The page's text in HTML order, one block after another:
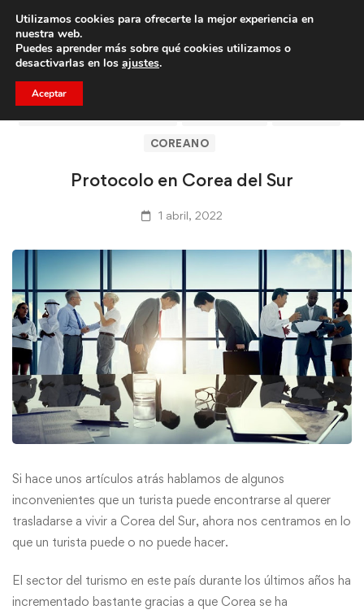
Trae a un amigo y llevaos un total de 75€ de descuento.
COREANO
Protocolo en Corea del Sur
1 abril, 2022
Si hace unos artículos atrás hablamos de algunos
inconvenientes que un turista puede encontrarse al querer
trasladarse a vivir a Corea del Sur, ahora nos centramos en lo
que un turista puede o no puede hacer.
El sector del turismo en este país durante los últimos años ha
incrementado bastante gracias a que Corea se ha
Utilizamos cookies para ofrecerte la mejor experiencia en
nuestra web.
Puedes aprender más sobre qué cookies utilizamos o
desactivarlas en los ajustes.
Aceptar